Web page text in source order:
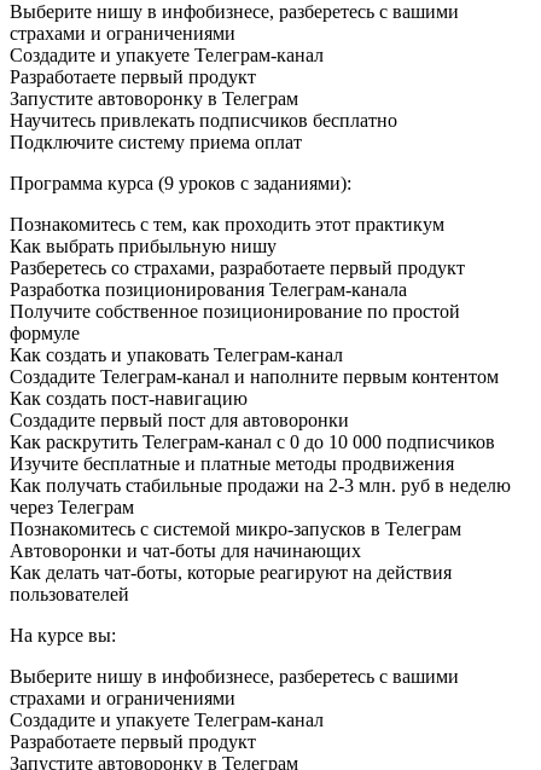
Выберите нишу в инфобизнесе, разберетесь с вашими
страхами и ограничениями
Создадите и упакуете Телеграм-канал
Разработаете первый продукт
Запустите автоворонку в Телеграм
Научитесь привлекать подписчиков бесплатно
Подключите систему приема оплат
Программа курса (9 уроков с заданиями):
Познакомитесь с тем, как проходить этот практикум
Как выбрать прибыльную нишу
Разберетесь со страхами, разработаете первый продукт
Разработка позиционирования Телеграм-канала
Получите собственное позиционирование по простой
формуле
Как создать и упаковать Телеграм-канал
Создадите Телеграм-канал и наполните первым контентом
Как создать пост-навигацию
Создадите первый пост для автоворонки
Как раскрутить Телеграм-канал с 0 до 10 000 подписчиков
Изучите бесплатные и платные методы продвижения
Как получать стабильные продажи на 2-3 млн. руб в неделю
через Телеграм
Познакомитесь с системой микро-запусков в Телеграм
Автоворонки и чат-боты для начинающих
Как делать чат-боты, которые реагируют на действия
пользователей
На курсе вы:
Выберите нишу в инфобизнесе, разберетесь с вашими
страхами и ограничениями
Создадите и упакуете Телеграм-канал
Разработаете первый продукт
Запустите автоворонку в Телеграм